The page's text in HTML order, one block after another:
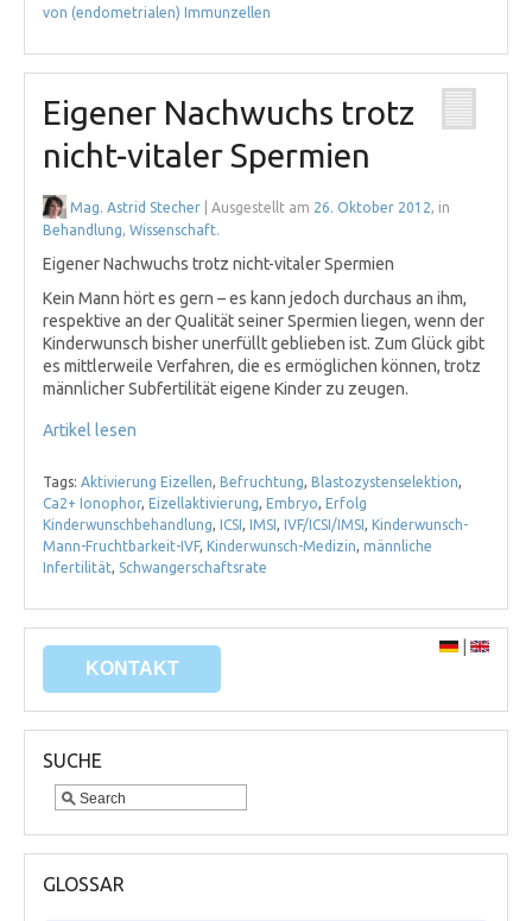
von (endometrialen) Immunzellen
Eigener Nachwuchs trotz
nicht-vitaler Spermien
Mag. Astrid Stecher | Ausgestellt am 26. Oktober 2012, in
Behandlung, Wissenschaft.
Eigener Nachwuchs trotz nicht-vitaler Spermien
Kein Mann hört es gern – es kann jedoch durchaus an ihm,
respektive an der Qualität seiner Spermien liegen, wenn der
Kinderwunsch bisher unerfüllt geblieben ist. Zum Glück gibt
es mittlerweile Verfahren, die es ermöglichen können, trotz
männlicher Subfertilität eigene Kinder zu zeugen.
Artikel lesen
Tags: Aktivierung Eizellen, Befruchtung, Blastozystenselektion,
Ca2+ Ionophor, Eizellaktivierung, Embryo, Erfolg
Kinderwunschbehandlung, ICSI, IMSI, IVF/ICSI/IMSI, Kinderwunsch-
Mann-Fruchtbarkeit-IVF, Kinderwunsch-Medizin, männliche
Infertilität, Schwangerschaftsrate
KONTAKT
SUCHE
GLOSSAR